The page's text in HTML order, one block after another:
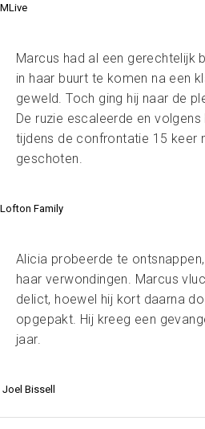
MLive
Marcus had al een gerechtelijk
in haar buurt te komen na een
geweld. Toch ging hij naar de
De ruzie escaleerde en
tijdens de confrontatie 15 keer
geschoten.
Lofton Family
Alicia probeerde te
haar verwondingen. Marcus
delict, hoewel hij kort daarna
opgepakt. Hij kreeg een
jaar.
Joel Bissell